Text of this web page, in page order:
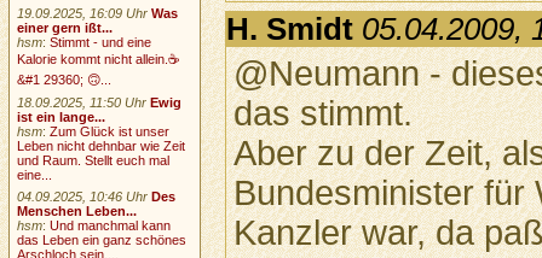
H. Smidt 05.04.2009,
@Neumann -
das stimmt.
Aber zu der Zeit,
Bundesminister für
Kanzler war, da
19.09.2025, 16:09 Uhr Was
einer gern ißt...
hsm:Stimmt - und eine
Kalorie kommt nicht allein.☕
&#1 29360; 🙃...
18.09.2025, 11:50 Uhr Ewig
ist ein lange...
hsm:Zum Glück ist unser
Leben nicht dehnbar wie Zeit
und Raum. Stellt euch mal
eine...
04.09.2025, 10:46 Uhr Des
Menschen Leben...
hsm:Und manchmal kann
das Leben ein ganz schönes
Arschloch sein....